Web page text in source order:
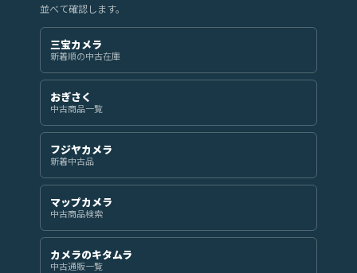
並べて確認します。
三宝カメラ
新着順の中古在庫
おぎさく
中古商品一覧
フジヤカメラ
新着中古品
マップカメラ
中古商品検索
カメラのキタムラ
中古通販一覧